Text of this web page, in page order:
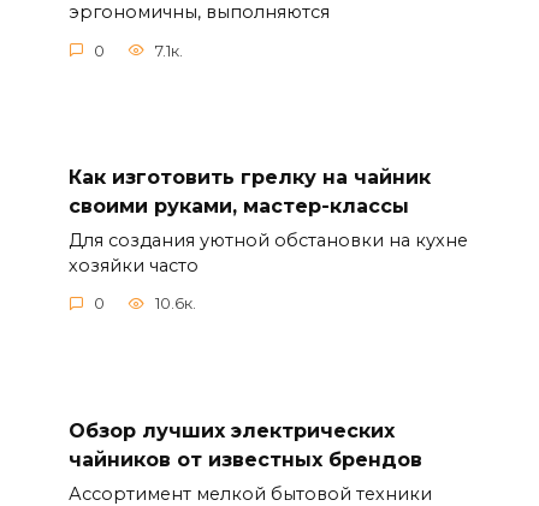
эргономичны, выполняются
0 7.1к.
Как изготовить грелку на чайник
своими руками, мастер-классы
Для создания уютной обстановки на кухне
хозяйки часто
0 10.6к.
Обзор лучших электрических
чайников от известных брендов
Ассортимент мелкой бытовой техники